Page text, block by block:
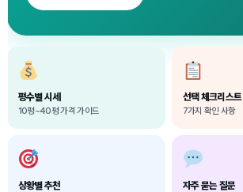
평수별 시세
10평~40평 가격 가이드
선택 체크리스트
7가지 확인 사항
상황별 추천 자주 묻는 질문